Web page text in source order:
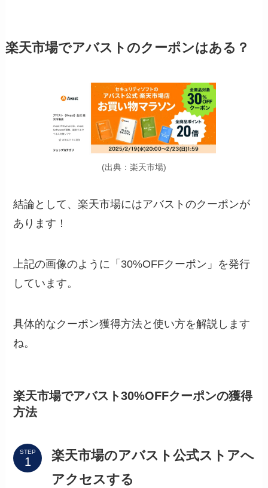
楽天市場でアバストのクーポンはある？
(出典：楽天市場)
結論として、楽天市場にはアバストのクーポンが
あります！
上記の画像のように「 30%OFFクーポン 」を発行
しています。
具体的なクーポン獲得方法と使い方を解説します
ね。
楽天市場でアバスト30%OFFクーポンの獲得
方法
STEP
楽天市場のアバスト公式ストアへ
アクセスする